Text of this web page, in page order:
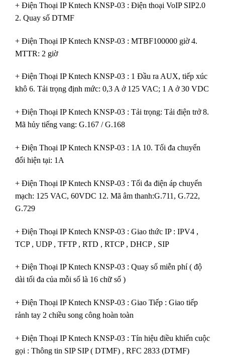
+ Điện Thoại IP Kntech KNSP-03 : Điện thoại VoIP SIP2.0
2. Quay số DTMF
+ Điện Thoại IP Kntech KNSP-03 : MTBF100000 giờ 4.
MTTR: 2 giờ
+ Điện Thoại IP Kntech KNSP-03 : 1 Đầu ra AUX, tiếp xúc
khô 6. Tải trọng định mức: 0,3 A ở 125 VAC; 1 A ở 30 VDC
+ Điện Thoại IP Kntech KNSP-03 : Tải trọng: Tải điện trở 8.
Mã hủy tiếng vang: G.167 / G.168
+ Điện Thoại IP Kntech KNSP-03 : 1A 10. Tối đa chuyển
đổi hiện tại: 1A
+ Điện Thoại IP Kntech KNSP-03 : Tối đa điện áp chuyển
mạch: 125 VAC, 60VDC 12. Mã âm thanh:G.711, G.722,
G.729
+ Điện Thoại IP Kntech KNSP-03 : Giao thức IP : IPV4 ,
TCP , UDP , TFTP , RTD , RTCP , DHCP , SIP
+ Điện Thoại IP Kntech KNSP-03 : Quay số miễn phí ( độ
dài tối đa của mỗi số là 16 chữ số )
+ Điện Thoại IP Kntech KNSP-03 : Giao Tiếp : Giao tiếp
rảnh tay 2 chiều song công hoàn toàn
+ Điện Thoại IP Kntech KNSP-03 : Tín hiệu điều khiển cuộc
gọi : Thông tin SIP SIP ( DTMF) , RFC 2833 (DTMF)